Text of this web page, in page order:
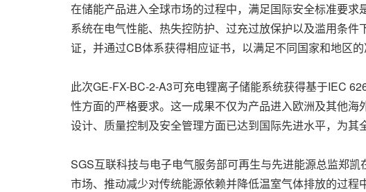
在储能产品进入全球市场的过程中，满足国际安全标准要
系统在电气性能、热失控防护、过充过放保护以及滥用条
证，并通过CB体系获得相应证书，以满足不同国家和地区的
此次GE-FX-BC-2-A3可充电锂离子储能系统获得基于IEC
性方面的严格要求。这一成果不仅为产品进入欧洲及其他
设计、质量控制及安全管理方面已达到国际先进水平，为其
SGS互联科技与电子电气服务部可再生与先进能源总监郑
市场、推动减少对传统能源依赖并降低温室气体排放的过